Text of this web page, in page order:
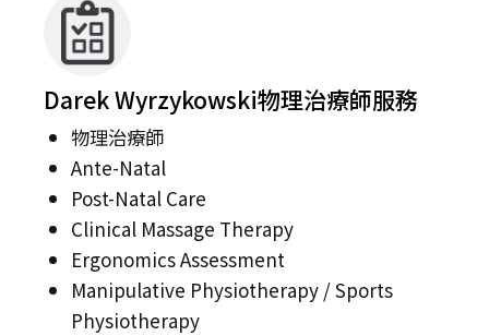
Darek Wyrzykowski物理治療師服務
物理治療師
Ante-Natal
Post-Natal Care
Clinical Massage Therapy
Ergonomics Assessment
Manipulative Physiotherapy / Sports
Physiotherapy